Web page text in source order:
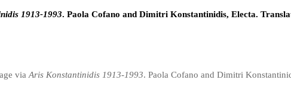
1913-1993. Paola Cofano and Dimitri Konstantinidis, Electa.
via Aris Konstantinidis 1913-1993. Paola Cofano and Dimitri